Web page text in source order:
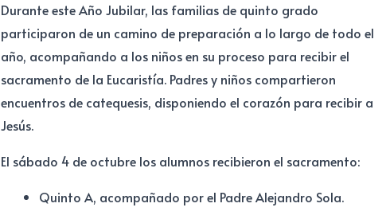
Durante este Año Jubilar, las familias de quinto grado
participaron de un camino de preparación a lo largo de todo el
año, acompañando a los niños en su proceso para recibir el
sacramento de la Eucaristía. Padres y niños compartieron
encuentros de catequesis, disponiendo el corazón para recibir a
Jesús.
El sábado 4 de octubre los alumnos recibieron el sacramento:
Quinto A, acompañado por el Padre Alejandro Sola.